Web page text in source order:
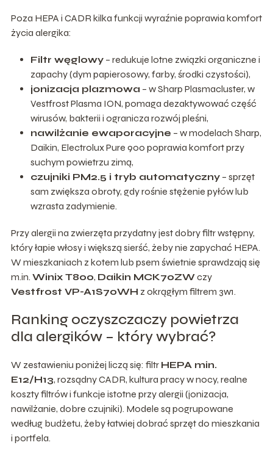
Poza HEPA i CADR kilka funkcji wyraźnie poprawia komfort
życia alergika:
Filtr węglowy– redukuje lotne związki organiczne i
zapachy (dym papierosowy, farby, środki czystości),
jonizacja plazmowa – w Sharp Plasmacluster, w
Vestfrost Plasma ION, pomaga dezaktywować część
wirusów, bakterii i ogranicza rozwój pleśni,
nawilżanie ewaporacyjne – w modelach Sharp,
Daikin, Electrolux Pure 900 poprawia komfort przy
suchym powietrzu zimą,
czujniki PM2.5 i tryb automatyczny– sprzęt
sam zwiększa obroty, gdy rośnie stężenie pyłów lub
wzrasta zadymienie.
Przy alergii na zwierzęta przydatny jest dobry filtr wstępny,
który łapie włosy i większą sierść, żeby nie zapychać HEPA.
W mieszkaniach z kotem lub psem świetnie sprawdzają się
m.in. Winix T800, Daikin MCK70ZWczy
Vestfrost VP-A1S70WH z okrągłym filtrem 3w1.
Ranking oczyszczaczy powietrza
dla alergików – który wybrać?
W zestawieniu poniżej liczą się: filtr HEPA min.
E12/H13, rozsądny CADR, kultura pracy w nocy, realne
koszty filtrów i funkcje istotne przy alergii (jonizacja,
nawilżanie, dobre czujniki). Modele są pogrupowane
według budżetu, żeby łatwiej dobrać sprzęt do mieszkania
i portfela.